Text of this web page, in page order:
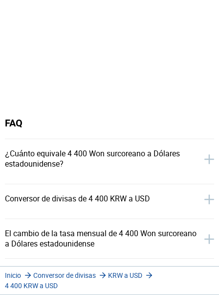
FAQ
¿Cuánto equivale 4 400 Won surcoreano a Dólares
estadounidense?
Conversor de divisas de 4 400 KRW a USD
El cambio de la tasa mensual de 4 400 Won surcoreano
a Dólares estadounidense
Inicio Conversor de divisas
KRW a USD
4 400 KRW a USD